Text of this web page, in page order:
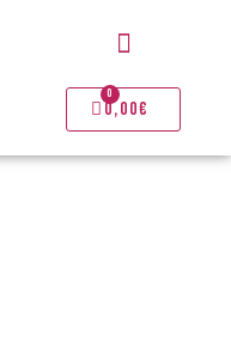
Menú
0,00€
0
Carrito